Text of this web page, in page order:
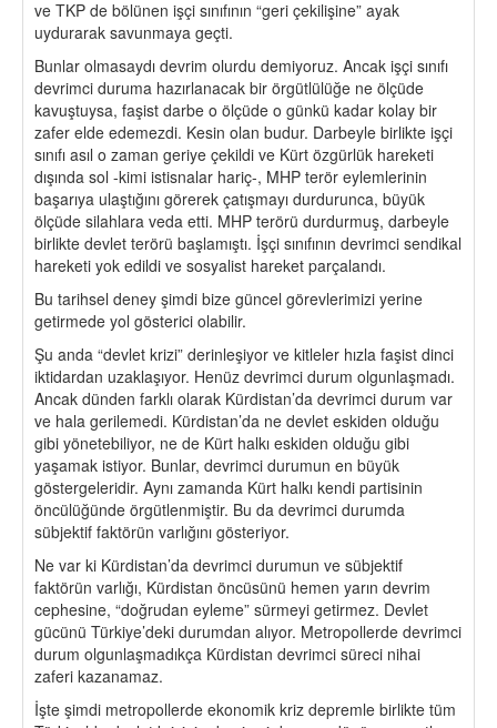
ve TKP de bölünen işçi sınıfının “geri çekilişine” ayak
uydurarak savunmaya geçti.
Bunlar olmasaydı devrim olurdu demiyoruz. Ancak işçi sınıfı
devrimci duruma hazırlanacak bir örgütlülüğe ne ölçüde
kavuştuysa, faşist darbe o ölçüde o günkü kadar kolay bir
zafer elde edemezdi. Kesin olan budur. Darbeyle birlikte işçi
sınıfı asıl o zaman geriye çekildi ve Kürt özgürlük hareketi
dışında sol -kimi istisnalar hariç-, MHP terör eylemlerinin
başarıya ulaştığını görerek çatışmayı durdurunca, büyük
ölçüde silahlara veda etti. MHP terörü durdurmuş, darbeyle
birlikte devlet terörü başlamıştı. İşçi sınıfının devrimci sendikal
hareketi yok edildi ve sosyalist hareket parçalandı.
Bu tarihsel deney şimdi bize güncel görevlerimizi yerine
getirmede yol gösterici olabilir.
Şu anda “devlet krizi” derinleşiyor ve kitleler hızla faşist dinci
iktidardan uzaklaşıyor. Henüz devrimci durum olgunlaşmadı.
Ancak dünden farklı olarak Kürdistan’da devrimci durum var
ve hala gerilemedi. Kürdistan’da ne devlet eskiden olduğu
gibi yönetebiliyor, ne de Kürt halkı eskiden olduğu gibi
yaşamak istiyor. Bunlar, devrimci durumun en büyük
göstergeleridir. Aynı zamanda Kürt halkı kendi partisinin
öncülüğünde örgütlenmiştir. Bu da devrimci durumda
sübjektif faktörün varlığını gösteriyor.
Ne var ki Kürdistan’da devrimci durumun ve sübjektif
faktörün varlığı, Kürdistan öncüsünü hemen yarın devrim
cephesine, “doğrudan eyleme” sürmeyi getirmez. Devlet
gücünü Türkiye’deki durumdan alıyor. Metropollerde devrimci
durum olgunlaşmadıkça Kürdistan devrimci süreci nihai
zaferi kazanamaz.
İşte şimdi metropollerde ekonomik kriz depremle birlikte tüm